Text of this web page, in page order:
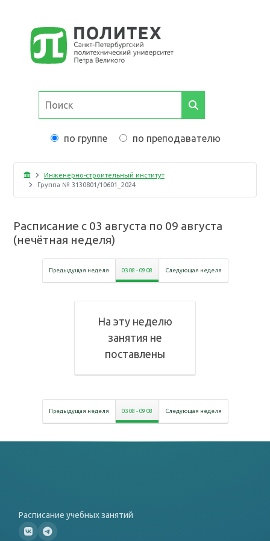
по группе по преподавателю
Инженерно-строительный институт
Группа № 3130801/10601_2024
Расписание с 03 августа по 09 августа
(нечётная неделя)
Предыдущая неделя 03 08 -09 08 Следующая неделя
На эту неделю
занятия не
поставлены
Предыдущая неделя 03 08 -09 08 Следующая неделя
Расписание учебных занятий